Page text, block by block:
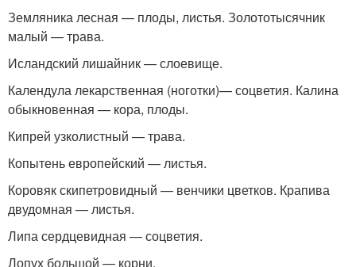
Земляника лесная — плоды, листья. Золототысячник
малый — трава.
Исландский лишайник — слоевище.
Календула лекарственная (ноготки)— соцветия. Калина
обыкновенная — кора, плоды.
Кипрей узколистный — трава.
Копытень европейский — листья.
Коровяк скипетровидный — венчики цветков. Крапива
двудомная — листья.
Липа сердцевидная — соцветия.
Лопух большой — корни.